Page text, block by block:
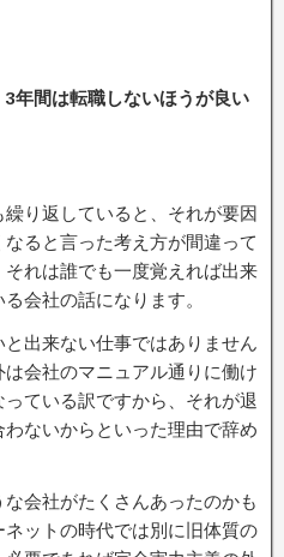
年間は転職しないほうが良い
り返していると、それが要因
ると言った考え方が間違って
れは誰でも一度覚えれば出来
会社の話になります。
出来ない仕事ではありません
会社のマニュアル通りに働け
ている訳ですから、それが退
ないからといった理由で辞め
会社がたくさんあったのかも
ットの時代では別に旧体質の